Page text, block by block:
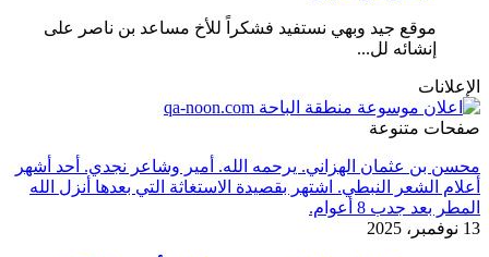
موقع جيد وبهي نستفيد فشكراً للأخ مساعد بن ناصر على
إنشائه لل...
الإعلانات
صفحات متنوعة
محسن بن عثمان الهزاني. يرحمه الله. أمير وشاعر نجدي. أحد أشهر
أعلام الشعر النبطي. اشتهر بقصيدة الاستغاثة التي بعدها أنزل الله
المطر بعد جدب 8 أعوام.
13 نوفمبر، 2025